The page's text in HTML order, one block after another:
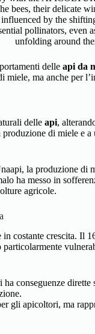
delle api da
ma anche per
delle api,
di miele e
la produzione di
ha messo in
agricole.
in costante crescita. Il
particolarmente
conseguenze dirette
gli apicoltori, ma